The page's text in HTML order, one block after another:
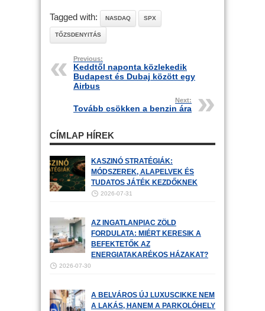
Tagged with: NASDAQ SPX
TŐZSDENYITÁS
Previous:
Keddtől naponta közlekedik
Budapest és Dubaj között egy
Airbus
Next:
Tovább csökken a benzin ára
CÍMLAP HÍREK
KASZINÓ STRATÉGIÁK:
MÓDSZEREK, ALAPELVEK ÉS
TUDATOS JÁTÉK KEZDŐKNEK
2026-07-31
AZ INGATLANPIAC ZÖLD
FORDULATA: MIÉRT KERESIK A
BEFEKTETŐK AZ
ENERGIATAKARÉKOS HÁZAKAT?
2026-07-30
A BELVÁROS ÚJ LUXUSCIKKE NEM
A LAKÁS, HANEM A PARKOLÓHELY